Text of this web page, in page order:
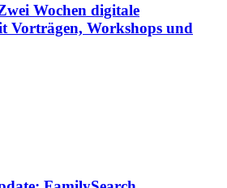
Wochen digitale
Vorträgen, Workshops und